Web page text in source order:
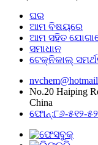
ଘର
ଆମ ବିଷୟରେ
ଆମ ସହିତ
ସମାଧାନ
ଟେକ୍ନିକାଲ୍
No.20 Haiping
China
ଫୋନ୍:୮୬-୫୧୨-